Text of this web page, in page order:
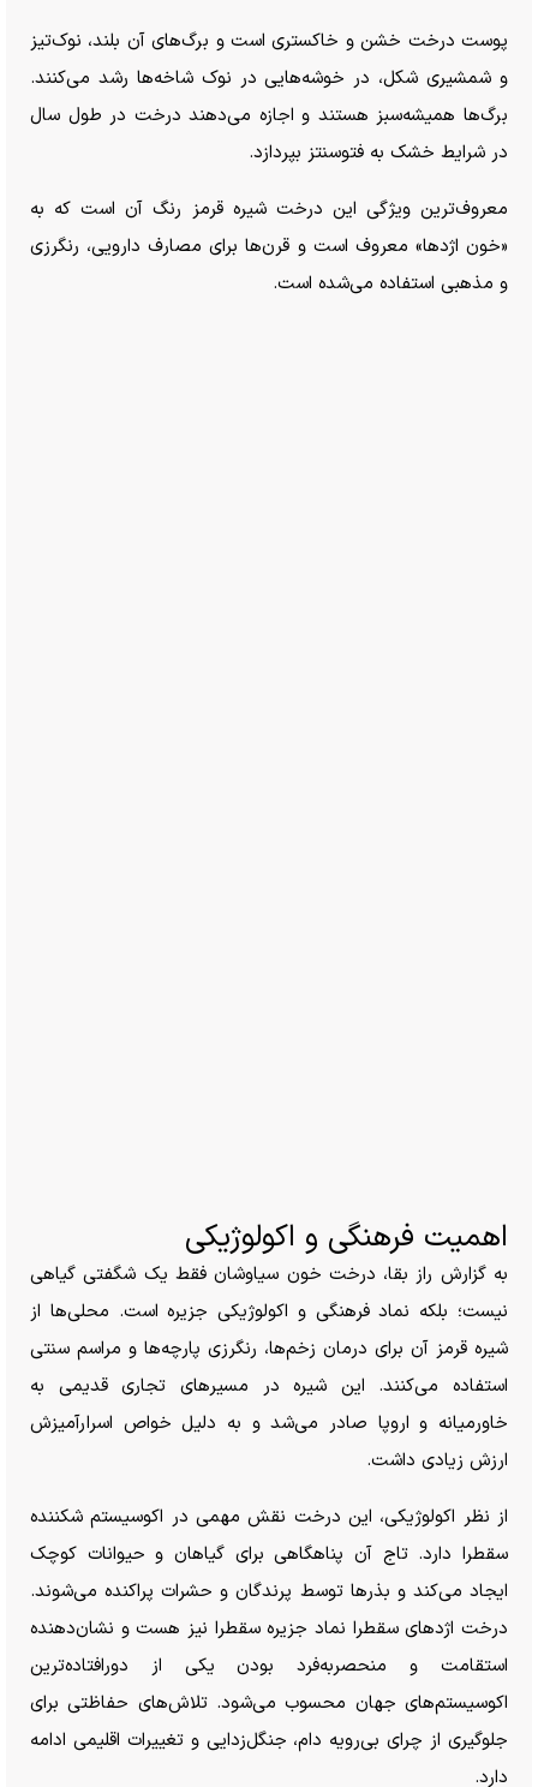
پوست درخت خشن و خاکستری است و برگ‌های آن بلند، نوک‌تیز
و شمشیری شکل، در خوشه‌هایی در نوک شاخه‌ها رشد می‌کنند.
برگ‌ها همیشه‌سبز هستند و اجازه می‌دهند درخت در طول سال
در شرایط خشک به فتوسنتز بپردازد.
معروف‌ترین ویژگی این درخت شیره قرمز رنگ آن است که به
«خون اژدها» معروف است و قرن‌ها برای مصارف دارویی، رنگرزی
و مذهبی استفاده می‌شده است.
اهمیت فرهنگی و اکولوژیکی
به گزارش راز بقا، درخت خون سیاوشان فقط یک شگفتی گیاهی
نیست؛ بلکه نماد فرهنگی و اکولوژیکی جزیره است. محلی‌ها از
شیره قرمز آن برای درمان زخم‌ها، رنگرزی پارچه‌ها و مراسم سنتی
استفاده می‌کنند. این شیره در مسیر‌های تجاری قدیمی به
خاورمیانه و اروپا صادر می‌شد و به دلیل خواص اسرارآمیزش
ارزش زیادی داشت.
از نظر اکولوژیکی، این درخت نقش مهمی در اکوسیستم شکننده
سقطرا دارد. تاج آن پناهگاهی برای گیاهان و حیوانات کوچک
ایجاد می‌کند و بذر‌ها توسط پرندگان و حشرات پراکنده می‌شوند.
درخت اژد‌های سقطرا نماد جزیره سقطرا نیز هست و نشان‌دهنده
استقامت و منحصر‌به‌فرد بودن یکی از دورافتاده‌ترین
اکوسیستم‌های جهان محسوب می‌شود. تلاش‌های حفاظتی برای
جلوگیری از چرای بی‌رویه دام، جنگل‌زدایی و تغییرات اقلیمی ادامه
دارد.